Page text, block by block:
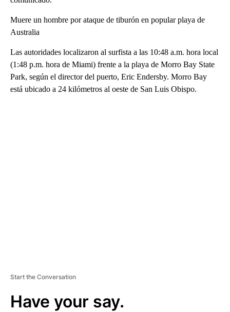
Muere un hombre por ataque de tiburón en popular playa de
Australia
Las autoridades localizaron al surfista a las 10:48 a.m. hora local
(1:48 p.m. hora de Miami) frente a la playa de Morro Bay State
Park, según el director del puerto, Eric Endersby. Morro Bay
está ubicado a 24 kilómetros al oeste de San Luis Obispo.
Start the Conversation
Have your say.